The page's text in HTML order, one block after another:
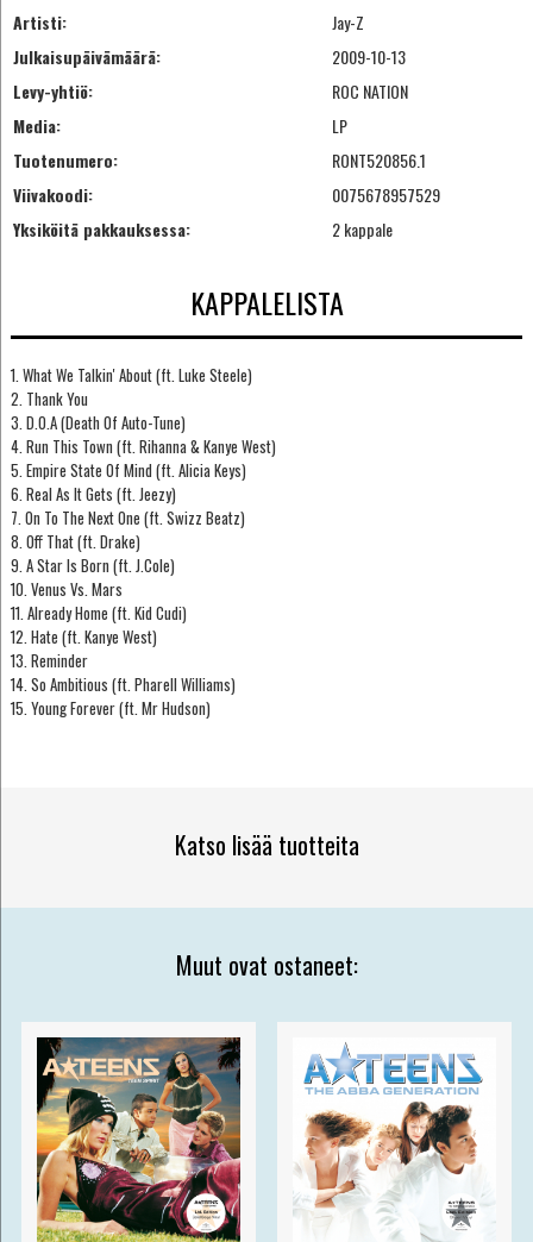
Artisti:
Jay-Z
Julkaisupäivämäärä:
2009-10-13
Levy-yhtiö:
ROC NATION
Media:
LP
Tuotenumero:
RONT520856.1
Viivakoodi:
0075678957529
Yksiköitä pakkauksessa:
2 kappale
KAPPALELISTA
1. What We Talkin' About (ft. Luke Steele)
2. Thank You
3. D.O.A (Death Of Auto-Tune)
4. Run This Town (ft. Rihanna & Kanye West)
5. Empire State Of Mind (ft. Alicia Keys)
6. Real As It Gets (ft. Jeezy)
7. On To The Next One (ft. Swizz Beatz)
8. Off That (ft. Drake)
9. A Star Is Born (ft. J.Cole)
10. Venus Vs. Mars
11. Already Home (ft. Kid Cudi)
12. Hate (ft. Kanye West)
13. Reminder
14. So Ambitious (ft. Pharell Williams)
15. Young Forever (ft. Mr Hudson)
Katso lisää tuotteita
Muut ovat ostaneet: